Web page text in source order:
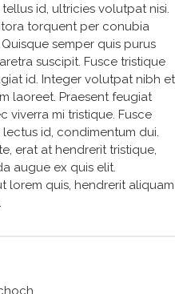
id, ultricies volutpat nisi.
torquent per conubia
semper quis purus
suscipit. Fusce tristique
id. Integer volutpat nibh et
laoreet. Praesent feugiat
viverra mi tristique. Fusce
id, condimentum dui.
erat at hendrerit tristique,
augue ex quis elit.
lorem quis, hendrerit aliquam